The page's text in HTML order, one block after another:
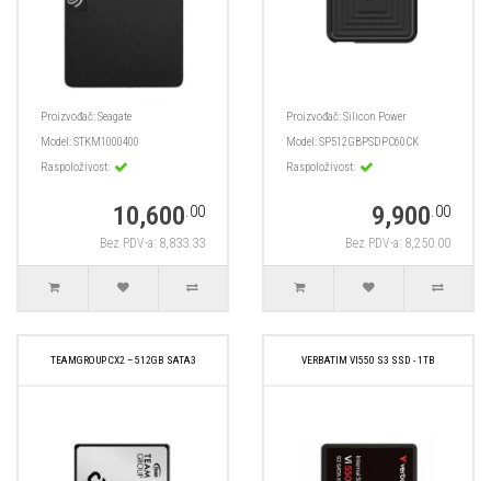
Proizvođač:Seagate
Model:STKM1000400
Raspoloživost:
10,600.00
Bez PDV-a: 8,833.33
Proizvođač:Silicon Power
Model:SP512GBPSDPC60CK
Raspoloživost:
9,900.00
Bez PDV-a: 8,250.00
TEAMGROUP CX2 – 512GB SATA3 VERBATIM VI550 S3 SSD - 1TB